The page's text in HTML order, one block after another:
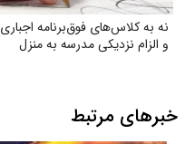
نه به کلاس‌های فوق‌برنامه اجباری
و الزام نزدیکی مدرسه به منزل
خبرهای مرتبط